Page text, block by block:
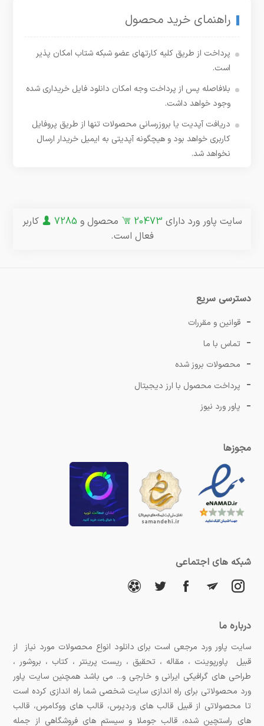
راهنمای خرید محصول
پرداخت از طریق کلیه کارتهای عضو شبکه شتاب امکان پذیر
است.
بلافاصله پس از پرداخت وجه امکان دانلود فایل خریداری شده
وجود خواهد داشت.
دریافت آپدیت یا بروزرسانی محصولات تنها از طریق پروفایل
کاربری خواهد بود و هیچگونه آپدیتی به ایمیل خریدار ارسال
نخواهد شد.
سایت پاور ورد دارای 20473 محصول و 7285
کاربر
فعال است.
دسترسی سریع
قوانین و مقررات
تماس با ما
محصولات بروز شده
پرداخت محصول با ارز دیجیتال
پاور ورد نیوز
مجوزها
شبکه های اجتماعی
درباره ما
سایت پاور ورد مرجعی است برای دانلود انواع محصولات مورد نیاز از
قبیل پاورپوینت ، مقاله ، تحقیق ، ریست پرینتر ، کتاب ، بروشور ،
طراحی های گرافیکی ایرانی و خارجی و... می باشد همچنین سایت پاور
ورد محصولاتی برای راه اندازی سایت شخصی شما راه اندازی کرده است
تا محصولاتی از قبیل قالب های وردپرس، قالب های ووکامرس، قالب
های راستچین شده، قالب جوملا و سیستم های فروشگاهی از جمله